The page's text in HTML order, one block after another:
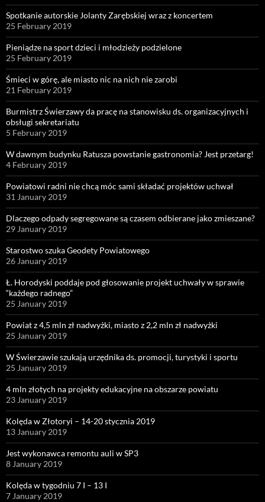
Spotkanie autorskie Jolanty Zarębskiej wraz z koncertem
25 February 2019
Pieniądze na sport dzieci i młodzieży podzielone
25 February 2019
Śmieci w górę, ale miasto nic na nich nie zarobi
21 February 2019
Burmistrz Świerzawy da pracę na stanowisku ds. organizacyjnych i
obsługi sekretariatu
5 February 2019
W dawnym budynku Ratusza powstanie gastronomia? Jest przetarg!
4 February 2019
Powiatowi radni nie chcą móc sami składać projektów uchwał
31 January 2019
Dlaczego odpady segregowane są czasem odbierane jako zmieszane?
29 January 2019
Starostwo szuka Geodety Powiatowego
26 January 2019
Ł. Horodyski poddaje pod głosowanie projekt uchwały w sprawie
“każdego radnego”
25 January 2019
Powiat z 4,5 mln zł nadwyżki, miasto z 2,2 mln zł nadwyżki
25 January 2019
W Świerzawie szukają urzędnika ds. promocji, turystyki i sportu
25 January 2019
4 mln złotych na projekty edukacyjne na obszarze powiatu
23 January 2019
Kolęda w Złotoryi – 14-20 stycznia 2019
13 January 2019
Jest wykonawca remontu auli w SP3
8 January 2019
Kolęda w tygodniu 7 I – 13 I
7 January 2019